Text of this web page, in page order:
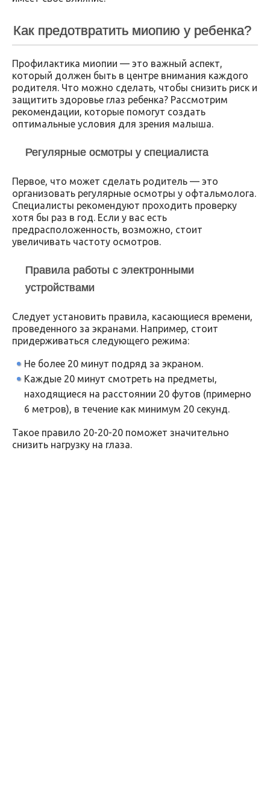
Как предотвратить миопию у ребенка?
Профилактика миопии — это важный аспект,
который должен быть в центре внимания каждого
родителя. Что можно сделать, чтобы снизить риск и
защитить здоровье глаз ребенка? Рассмотрим
рекомендации, которые помогут создать
оптимальные условия для зрения малыша.
Регулярные осмотры у специалиста
Первое, что может сделать родитель — это
организовать регулярные осмотры у офтальмолога.
Специалисты рекомендуют проходить проверку
хотя бы раз в год. Если у вас есть
предрасположенность, возможно, стоит
увеличивать частоту осмотров.
Правила работы с электронными
устройствами
Следует установить правила, касающиеся времени,
проведенного за экранами. Например, стоит
придерживаться следующего режима:
Не более 20 минут подряд за экраном.
Каждые 20 минут смотреть на предметы,
находящиеся на расстоянии 20 футов (примерно
6 метров), в течение как минимум 20 секунд.
Такое правило 20-20-20 поможет значительно
снизить нагрузку на глаза.